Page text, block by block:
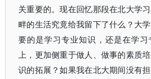
关重要的。现在回忆那段在北大学
畔的生活究竟给我留下了什么？大
要的是学习专业知识，还是在学习
上，更加侧重于做人、做事的素质
识的拓展？如果我在北大期间没有